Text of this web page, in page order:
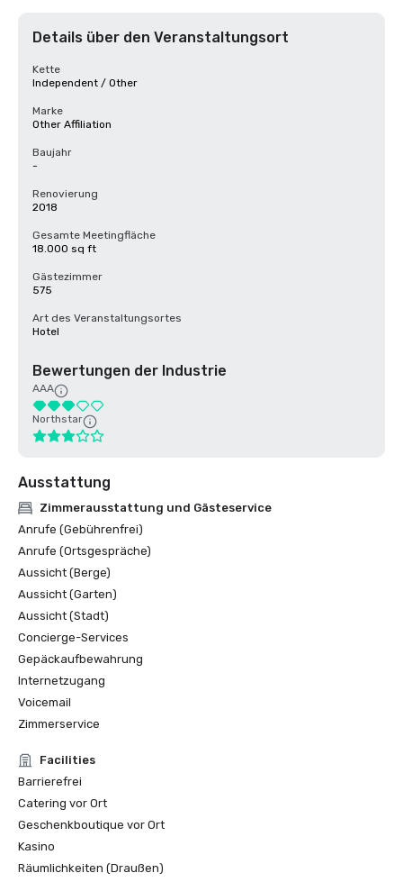
Details über den Veranstaltungsort
Kette
Independent / Other
Marke
Other Affiliation
Baujahr
-
Renovierung
2018
Gesamte Meetingfläche
18.000 sq ft
Gästezimmer
575
Art des Veranstaltungsortes
Hotel
Bewertungen der Industrie
AAA
Northstar
Ausstattung
Zimmerausstattung und Gästeservice
Anrufe (Gebührenfrei)
Anrufe (Ortsgespräche)
Aussicht (Berge)
Aussicht (Garten)
Aussicht (Stadt)
Concierge-Services
Gepäckaufbewahrung
Internetzugang
Voicemail
Zimmerservice
Facilities
Barrierefrei
Catering vor Ort
Geschenkboutique vor Ort
Kasino
Räumlichkeiten (Draußen)